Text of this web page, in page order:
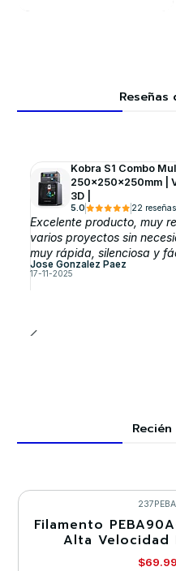
Kobra S1 Combo
250x250x250mm |
3D |
5.0 22 reseñas
Excelente producto, muy
varios proyectos sin
muy rápida, silenciosa y
Jose Gonzalez Paez
17-11-2025
-30%
Filamento
Alta Velocidad